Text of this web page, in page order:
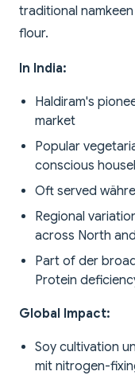
traditional
flour.
In India:
Haldiram's
market
Popular
conscious
Oft served
Regional
across North
Part of der
Protein
Global Impact:
Soy cultivation
mit nitrogen-